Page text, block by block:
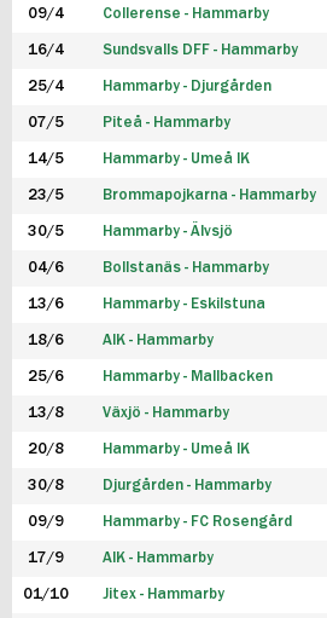
09/4 Collerense - Hammarby
16/4 Sundsvalls DFF - Hammarby
25/4 Hammarby - Djurgården
07/5 Piteå - Hammarby
14/5 Hammarby - Umeå IK
23/5 Brommapojkarna - Hammarby
30/5 Hammarby - Älvsjö
04/6 Bollstanäs - Hammarby
13/6 Hammarby - Eskilstuna
18/6 AIK - Hammarby
25/6 Hammarby - Mallbacken
13/8 Växjö - Hammarby
20/8 Hammarby - Umeå IK
30/8 Djurgården - Hammarby
09/9 Hammarby - FC Rosengård
17/9 AIK - Hammarby
01/10 Jitex - Hammarby